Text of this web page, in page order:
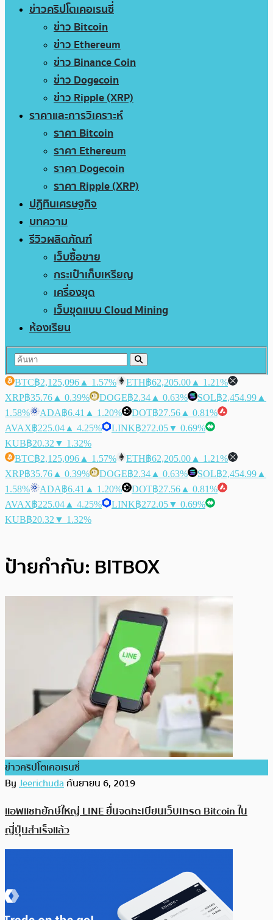
ข่าวคริปโตเคอเรนซี่
ข่าว Bitcoin
ข่าว Ethereum
ข่าว Binance Coin
ข่าว Dogecoin
ข่าว Ripple (XRP)
ราคาและการวิเคราะห์
ราคา Bitcoin
ราคา Ethereum
ราคา Dogecoin
ราคา Ripple (XRP)
ปฏิทินเศรษฐกิจ
บทความ
รีวิวผลิตภัณฑ์
เว็บซื้อขาย
กระเป๋าเก็บเหรียญ
เครื่องขุด
เว็บขุดแบบ Cloud Mining
ห้องเรียน
BTC฿2,125,096 ▲ 1.57% ETH฿62,205.00 ▲ 1.21%
XRP฿35.76 ▲ 0.39% DOGE฿2.34 ▲ 0.63% SOL฿2,454.99 ▲
1.58%
ADA฿6.41 ▲ 1.20% DOT฿27.56 ▲ 0.81%
AVAX฿225.04 ▲ 4.25% LINK฿272.05▼ 0.69%
KUB฿20.32 ▼ 1.32%
BTC฿2,125,096 ▲ 1.57% ETH฿62,205.00 ▲ 1.21%
XRP฿35.76 ▲ 0.39% DOGE฿2.34 ▲ 0.63% SOL฿2,454.99 ▲
1.58%
ADA฿6.41 ▲ 1.20% DOT฿27.56 ▲ 0.81%
AVAX฿225.04 ▲ 4.25% LINK฿272.05▼ 0.69%
KUB฿20.32 ▼ 1.32%
ป้ายกำกับ: BITBOX
ข่าวคริปโตเคอเรนซี่
ByJeerichudaกันยายน 6, 2019
แอพแชทยักษ์ใหญ่ LINE ยื่นจดทะเบียนเว็บเทรด Bitcoin ใน
ญี่ปุ่นสำเร็จแล้ว